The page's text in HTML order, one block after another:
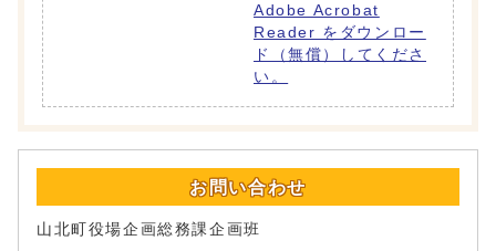
Adobe Acrobat
Reader をダウンロー
ド（無償）してくださ
い。
お問い合わせ
山北町役場企画総務課企画班